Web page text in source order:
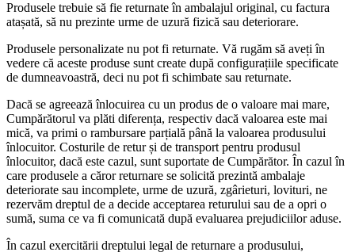
Produsele trebuie să fie returnate în ambalajul original, cu factura
atașată, să nu prezinte urme de uzură fizică sau deteriorare.
Produsele personalizate nu pot fi returnate. Vă rugăm să aveți în
vedere că aceste produse sunt create după configurațiile specificate
de dumneavoastră, deci nu pot fi schimbate sau returnate.
Dacă se agreează înlocuirea cu un produs de o valoare mai mare,
Cumpărătorul va plăti diferența, respectiv dacă valoarea este mai
mică, va primi o rambursare parțială până la valoarea produsului
înlocuitor. Costurile de retur și de transport pentru produsul
înlocuitor, dacă este cazul, sunt suportate de Cumpărător. În cazul în
care produsele a căror returnare se solicită prezintă ambalaje
deteriorate sau incomplete, urme de uzură, zgârieturi, lovituri, ne
rezervăm dreptul de a decide acceptarea returului sau de a opri o
sumă, suma ce va fi comunicată după evaluarea prejudiciilor aduse.
În cazul exercitării dreptului legal de returnare a produsului,